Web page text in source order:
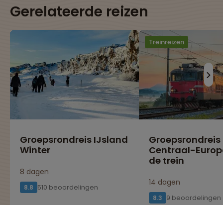
Gerelateerde reizen
Groepsrondreis IJsland
Winter
8 dagen
8.8 510 beoordelingen
Treinreizen
Groepsrondreis
Centraal-
de trein
14 dagen
8.3 9 beoordelingen